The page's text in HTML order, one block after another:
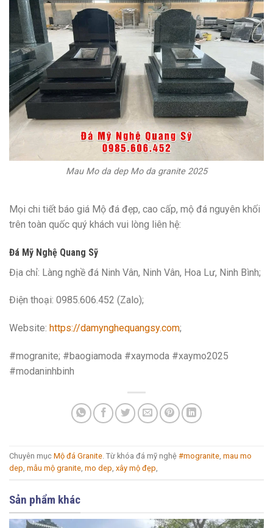
Mau Mo da dep Mo da granite 2025
Mọi chi tiết báo giá Mộ đá đẹp, cao cấp, mộ đá nguyên khối
trên toàn quốc quý khách vui lòng liên hệ:
Đá Mỹ Nghệ Quang Sỹ
Địa chỉ: Làng nghề đá Ninh Vân, Ninh Vân, Hoa Lư, Ninh Bình;
Điện thoại: 0985.606.452 (Zalo);
Website: https://damynghequangsy.com;
#mogranite; #baogiamoda #xaymoda #xaymo2025
#modaninhbinh
Chuyên mục Mộ đá Granite. Từ khóa đá mỹ nghệ #mogranite, mau mo
dep, mẫu mộ granite, mo dep, xây mộ đẹp,
Sản phẩm khác